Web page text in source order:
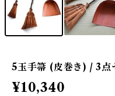
5玉手箒 (皮巻き) / 3点
¥10,340